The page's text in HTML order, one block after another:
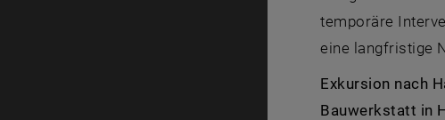
temporäre
eine langfristige
Exkursion nach
Bauwerkstatt in